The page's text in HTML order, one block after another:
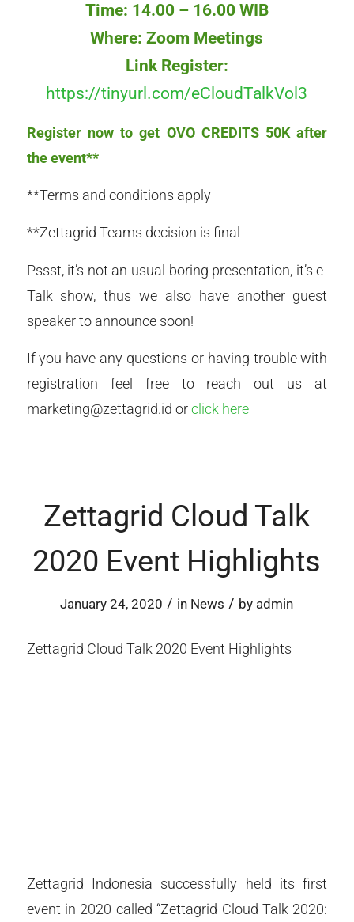
Time: 14.00 – 16.00 WIB
Where: Zoom Meetings
Link Register:
https://tinyurl.com/eCloudTalkVol3
Register now to get OVO CREDITS 50K after
the event**
**Terms and conditions apply
**Zettagrid Teams decision is final
Pssst, it’s not an usual boring presentation, it’s e-
Talk show, thus we also have another guest
speaker to announce soon!
If you have any questions or having trouble with
registration feel free to reach out us at
marketing@zettagrid.id orclick here
Zettagrid Cloud Talk
2020 Event Highlights
January 24, 2020 / in News / by admin
Zettagrid Cloud Talk 2020 Event Highlights
Zettagrid Indonesia successfully held its first
event in 2020 called “Zettagrid Cloud Talk 2020: